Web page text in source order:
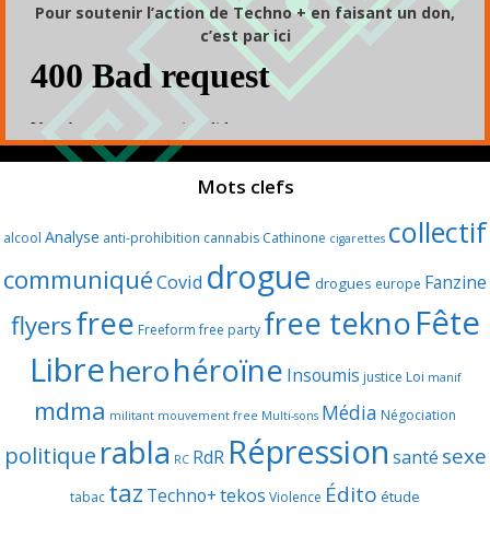
Pour soutenir l’action de Techno + en faisant un don,
c’est par ici
Mots clefs
alcool Analyse anti-prohibition cannabis Cathinone cigarettes collectif
communiquéCovid drogue drogues europe Fanzine
flyersfree Freeform free party free teknoFête
Libreherohéroïne Insoumis justice Loi manif
mdma militant mouvement free Multi-sons Média Négociation
politique rabla RC RdR Répression santé sexe
tabac taz Techno+tekos Violence Édito étude